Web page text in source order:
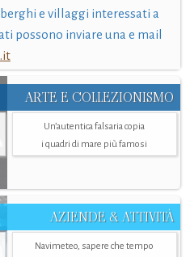
e villaggi interessati a
possono inviare una e mail
ARTE E COLLEZIONISMO
Un’autentica falsaria copia
i quadri di mare più famosi
AZIENDE & ATTIVITÀ
Navimeteo, sapere che tempo